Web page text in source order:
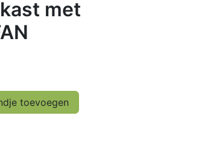
met
toevoegen